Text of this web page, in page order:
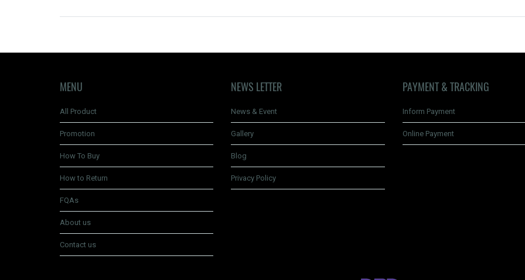
MENU
All Product
Promotion
How To Buy
How to Return
FQAs
About us
Contact us
NEWS LETTER
News & Event
Gallery
Blog
Privacy Policy
PAYMENT & TRACKING
Inform Payment
Online Payment